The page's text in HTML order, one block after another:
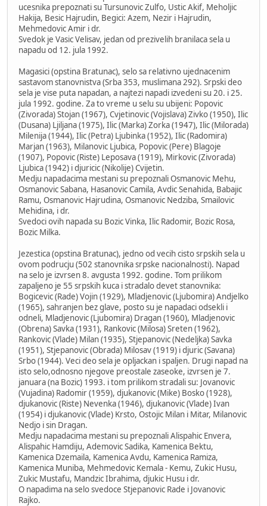
ucesnika prepoznati su Tursunovic Zulfo, Ustic Akif, Meholjic
Hakija, Besic Hajrudin, Begici: Azem, Nezir i Hajrudin,
Mehmedovic Amir i dr.
Svedok je Vasic Velisav, jedan od prezivelih branilaca sela u
napadu od 12. jula 1992.
Magasici (opstina Bratunac), selo sa relativno ujednacenim
sastavom stanovnistva (Srba 353, muslimana 292). Srpski deo
sela je vise puta napadan, a najtezi napadi izvedeni su 20. i 25.
jula 1992. godine. Za to vreme u selu su ubijeni: Popovic
(Zivorada) Stojan (1967), Cvjetinovic (Vojislava) Zivko (1950), Ilic
(Dusana) Ljiljana (1975), Ilic (Marka) Zorka (1947), Ilic (Milorada)
Milenija (1944), Ilic (Petra) Ljubinka (1952), Ilic (Radomira)
Marjan (1963), Milanovic Ljubica, Popovic (Pere) Blagoje
(1907), Popovic (Riste) Leposava (1919), Mirkovic (Zivorada)
Ljubica (1942) i djuricic (Nikolije) Cvijetin.
Medju napadacima mestani su prepoznali Osmanovic Mehu,
Osmanovic Sabana, Hasanovic Camila, Avdic Senahida, Babajic
Ramu, Osmanovic Hajrudina, Osmanovic Nedziba, Smailovic
Mehidina, i dr.
Svedoci ovih napada su Bozic Vinka, Ilic Radomir, Bozic Rosa,
Bozic Milka.
Jezestica (opstina Bratunac), jedno od vecih cisto srpskih sela u
ovom podrucju (502 stanovnika srpske nacionalnosti). Napad
na selo je izvrsen 8. avgusta 1992. godine. Tom prilikom
zapaljeno je 55 srpskih kuca i stradalo devet stanovnika:
Bogicevic (Rade) Vojin (1929), Mladjenovic (Ljubomira) Andjelko
(1965), sahranjen bez glave, posto su je napadaci odsekli i
odneli, Mladjenovic (Ljubomira) Dragan (1960), Mladjenovic
(Obrena) Savka (1931), Rankovic (Milosa) Sreten (1962),
Rankovic (Vlade) Milan (1935), Stjepanovic (Nedeljka) Savka
(1951), Stjepanovic (Obrada) Milosav (1919) i djuric (Savana)
Srbo (1944). Veci deo sela je opljackan i spaljen. Drugi napad na
isto selo,odnosno njegove preostale zaseoke, izvrsen je 7.
januara (na Bozic) 1993. i tom prilikom stradali su: Jovanovic
(Vujadina) Radomir (1959), djukanovic (Mike) Bosko (1928),
djukanovic (Riste) Nevenka (1946), djukanovic (Vlade) Ivan
(1954) i djukanovic (Vlade) Krsto, Ostojic Milan i Mitar, Milanovic
Nedjo i sin Dragan.
Medju napadacima mestani su prepoznali Alispahic Envera,
Alispahic Hamdiju, Ademovic Sadika, Kamenica Bektu,
Kamenica Dzemaila, Kamenica Avdu, Kamenica Ramiza,
Kamenica Muniba, Mehmedovic Kemala - Kemu, Zukic Husu,
Zukic Mustafu, Mandzic Ibrahima, djukic Husu i dr.
O napadima na selo svedoce Stjepanovic Rade i Jovanovic
Rajko.